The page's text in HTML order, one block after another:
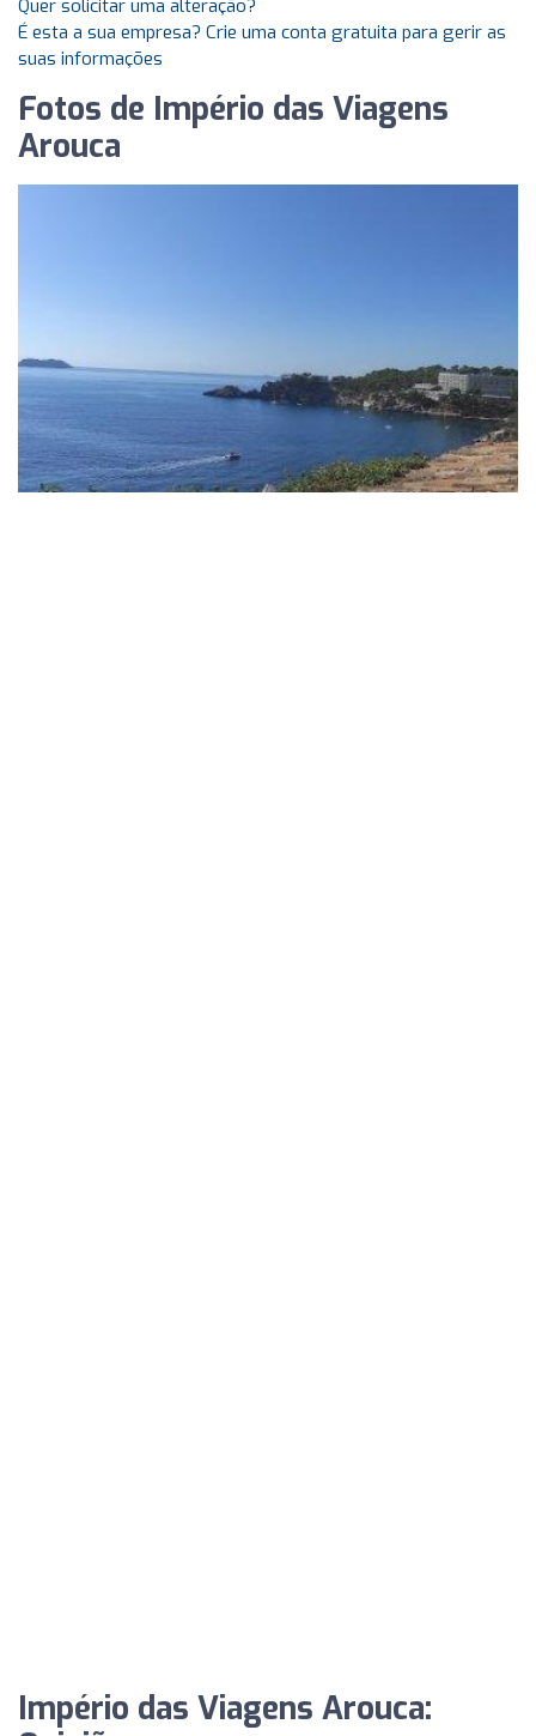
Quer solicitar uma alteração?
É esta a sua empresa? Crie uma conta gratuita para gerir as
suas informações
Fotos de Império das Viagens
Arouca
Império das Viagens Arouca: